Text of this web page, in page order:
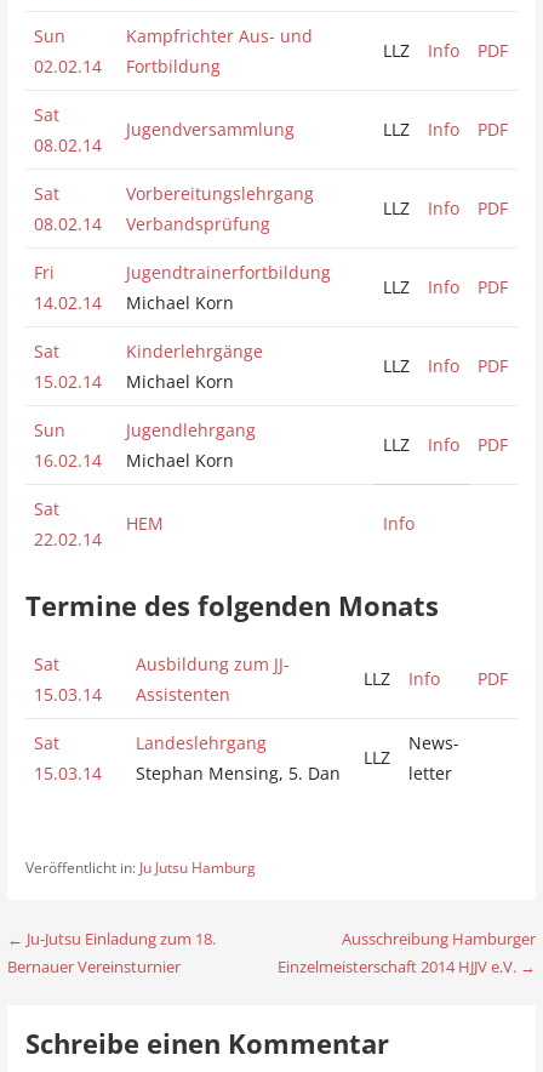
Sun
02.02.14
Kampfrichter Aus- und
Fortbildung
LLZ Info PDF
Sat
08.02.14
Jugendversammlung LLZ Info PDF
Sat
08.02.14
Vorbereitungslehrgang
Verbandsprüfung
LLZ Info PDF
Fri
14.02.14
Jugendtrainerfortbildung
Michael Korn
LLZ Info PDF
Sat
15.02.14
Kinderlehrgänge
Michael Korn
LLZ Info PDF
Sun
16.02.14
Jugendlehrgang
Michael Korn
LLZ Info PDF
Sat
22.02.14
HEM Info
Termine des folgenden Monats
Sat
15.03.14
Ausbildung zum JJ-
Assistenten
LLZ Info PDF
Sat
15.03.14
Landeslehrgang
Stephan Mensing, 5. Dan
LLZ
News-
letter
Veröffentlicht in: Ju Jutsu Hamburg
B
← Ju-Jutsu Einladung zum 18.
Bernauer Vereinsturnier
Ausschreibung Hamburger
Einzelmeisterschaft 2014 HJJV e.V. →
Schreibe einen Kommentar